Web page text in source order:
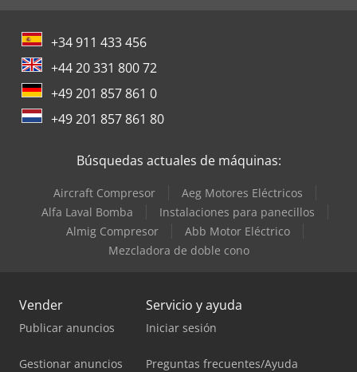
+34 911 433 456
+44 20 331 800 72
+49 201 857 861 0
+49 201 857 861 80
Búsquedas actuales de máquinas:
Aircraft Compresor
Aeg Motores Eléctricos
Alfa Laval Bomba
Instalaciones para panecillos
Almig Compresor
Abb Motor Eléctrico
Mezcladora de doble cono
Vender
Publicar anuncios
Gestionar anuncios
Servicio y ayuda
Iniciar sesión
Preguntas frecuentes/Ayuda